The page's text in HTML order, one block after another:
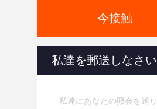
今接触
私達を郵送しなさい